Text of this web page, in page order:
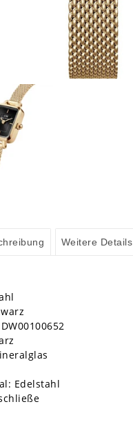
Weitere Details
Edelstahl